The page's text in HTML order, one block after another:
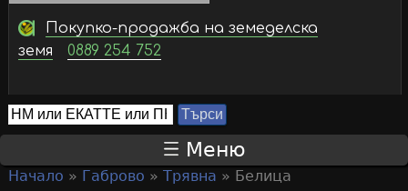
Покупко-продажба на земеделска
земя
0889 254 752
S
e
Т
ъ
с
Меню
Начало » Габрово » Трявна » Белица